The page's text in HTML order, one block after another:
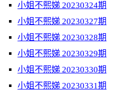
小姐不熙娣 20230324期
小姐不熙娣 20230327期
小姐不熙娣 20230328期
小姐不熙娣 20230329期
小姐不熙娣 20230330期
小姐不熙娣 20230331期